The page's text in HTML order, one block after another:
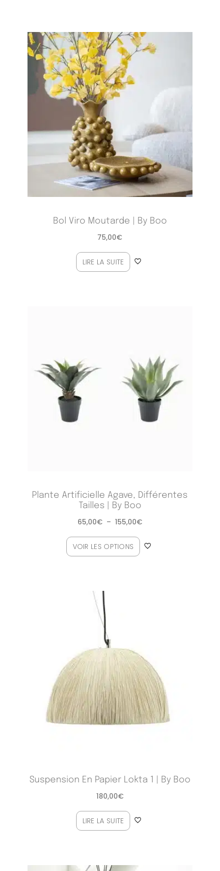
Bol Viro Moutarde | By Boo
75,00€
LIRE LA SUITE
Plante Artificielle Agave, Différentes
Tailles | By Boo
65,00€ – 155,00€
VOIR LES OPTIONS
Suspension En Papier Lokta 1 | By Boo
180,00€
LIRE LA SUITE